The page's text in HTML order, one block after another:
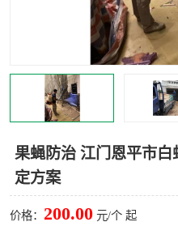
果蝇防治 江门恩平市
定方案
价格： 200.00 元/个 起
害虫防治